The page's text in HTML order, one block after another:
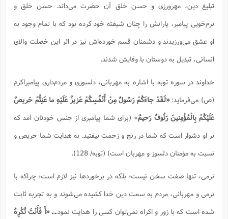
تبلیغ دین، مهرورزى و حسن خلق آن حضرت مى‌داند. حسن خلق و
نرم‌خویى پیامبر، یارانش را چنان شیفته خود کرده بود که با تمام وجود به
او عشق مى‌ورزیدند و دشمنان قسم خورده‌اش نیز در اثر این خصلت والاى
انسانى، تبدیل به دوستان با وفایش ‌شدند.
خداوند در سوره توبه با اشاره به مهربانى، دلسوزى و مردم‌دارى پیامبراکرم
(ص) می‌فرماید: «لَقَدْ جاءَكُمْ رَسُولٌ مِنْ أَنْفُسِكُمْ عَزيزٌ عَلَيْهِ ما عَنِتُّمْ حَريصٌ
عَلَيْكُمْ بِالْمُؤْمِنينَ رَئُوفٌ رَحيمٌ» (براى شما پیامبرى از جنس خودتان آمد که
بر او دشوار است که شما در رنج و زحمت بیفتید. به هدایت شما حریص و
نسبت به مؤمنان دلسوز و مهربان است) (توبه/ 128).
نرمی، تنها صفت سخن نیست؛ بلكه در برخوردها نیز لازم است؛ چراكه با
نرمی و مهربانی، مردم به سمت دین خدا كشیده می‌شوند و به تجربه ثابت
شده است كه با زور و اكراه نمی‌توان كسی را هدایت نمود.... «أَ فَأَنْتَ تُكْرِهُ